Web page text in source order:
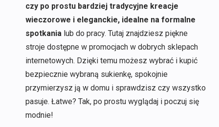
czy po prostu bardziej tradycyjne kreacje
wieczorowe i eleganckie, idealne na formalne
spotkania lub do pracy. Tutaj znajdziesz piękne
stroje dostępne w promocjach w dobrych sklepach
internetowych. Dzięki temu możesz wybrać i kupić
bezpiecznie wybraną sukienkę, spokojnie
przymierzysz ją w domu i sprawdzisz czy wszystko
pasuje. Łatwe? Tak, po prostu wyglądaj i poczuj się
modnie!